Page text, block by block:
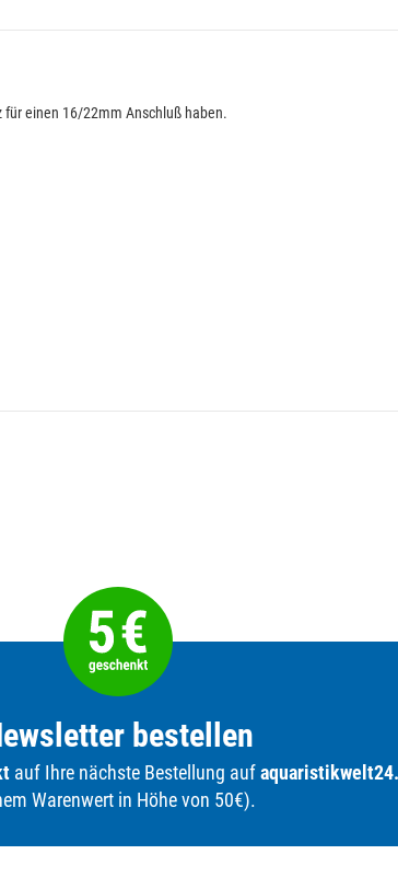
für einen 16/22mm Anschluß haben.
bestellen
auf Ihre nächste Bestellung auf
Warenwert in Höhe von 50€).